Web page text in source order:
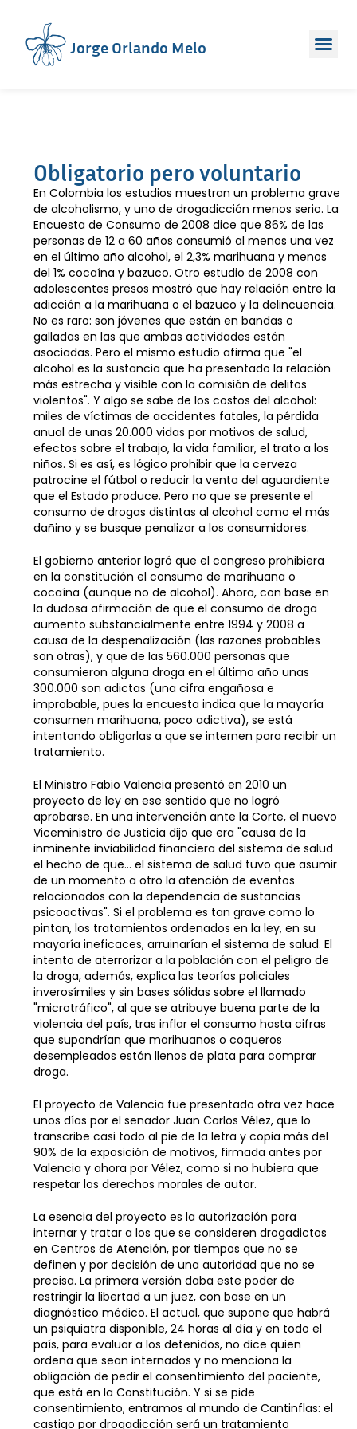
Jorge Orlando Melo
Obligatorio pero voluntario
En Colombia los estudios muestran un problema grave
de alcoholismo, y uno de drogadicción menos serio. La
Encuesta de Consumo de 2008 dice que 86% de las
personas de 12 a 60 años consumió al menos una vez
en el último año alcohol, el 2,3% marihuana y menos
del 1% cocaína y bazuco. Otro estudio de 2008 con
adolescentes presos mostró que hay relación entre la
adicción a la marihuana o el bazuco y la delincuencia.
No es raro: son jóvenes que están en bandas o
galladas en las que ambas actividades están
asociadas. Pero el mismo estudio afirma que "el
alcohol es la sustancia que ha presentado la relación
más estrecha y visible con la comisión de delitos
violentos". Y algo se sabe de los costos del alcohol:
miles de víctimas de accidentes fatales, la pérdida
anual de unas 20.000 vidas por motivos de salud,
efectos sobre el trabajo, la vida familiar, el trato a los
niños. Si es así, es lógico prohibir que la cerveza
patrocine el fútbol o reducir la venta del aguardiente
que el Estado produce. Pero no que se presente el
consumo de drogas distintas al alcohol como el más
dañino y se busque penalizar a los consumidores.
El gobierno anterior logró que el congreso prohibiera
en la constitución el consumo de marihuana o
cocaína (aunque no de alcohol). Ahora, con base en
la dudosa afirmación de que el consumo de droga
aumento substancialmente entre 1994 y 2008 a
causa de la despenalización (las razones probables
son otras), y que de las 560.000 personas que
consumieron alguna droga en el último año unas
300.000 son adictas (una cifra engañosa e
improbable, pues la encuesta indica que la mayoría
consumen marihuana, poco adictiva), se está
intentando obligarlas a que se internen para recibir un
tratamiento.
El Ministro Fabio Valencia presentó en 2010 un
proyecto de ley en ese sentido que no logró
aprobarse. En una intervención ante la Corte, el nuevo
Viceministro de Justicia dijo que era "causa de la
inminente inviabilidad financiera del sistema de salud
el hecho de que… el sistema de salud tuvo que asumir
de un momento a otro la atención de eventos
relacionados con la dependencia de sustancias
psicoactivas". Si el problema es tan grave como lo
pintan, los tratamientos ordenados en la ley, en su
mayoría ineficaces, arruinarían el sistema de salud. El
intento de aterrorizar a la población con el peligro de
la droga, además, explica las teorías policiales
inverosímiles y sin bases sólidas sobre el llamado
"microtráfico", al que se atribuye buena parte de la
violencia del país, tras inflar el consumo hasta cifras
que supondrían que marihuanos o coqueros
desempleados están llenos de plata para comprar
droga.
El proyecto de Valencia fue presentado otra vez hace
unos días por el senador Juan Carlos Vélez, que lo
transcribe casi todo al pie de la letra y copia más del
90% de la exposición de motivos, firmada antes por
Valencia y ahora por Vélez, como si no hubiera que
respetar los derechos morales de autor.
La esencia del proyecto es la autorización para
internar y tratar a los que se consideren drogadictos
en Centros de Atención, por tiempos que no se
definen y por decisión de una autoridad que no se
precisa. La primera versión daba este poder de
restringir la libertad a un juez, con base en un
diagnóstico médico. El actual, que supone que habrá
un psiquiatra disponible, 24 horas al día y en todo el
país, para evaluar a los detenidos, no dice quien
ordena que sean internados y no menciona la
obligación de pedir el consentimiento del paciente,
que está en la Constitución. Y si se pide
consentimiento, entramos al mundo de Cantinflas: el
castigo por drogadicción será un tratamiento